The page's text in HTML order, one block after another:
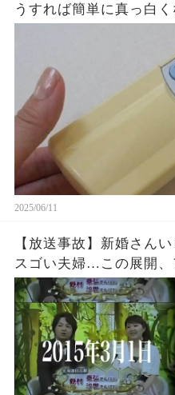
うすれば簡単に真っ白く
2025/06/11
【放送事故】新婚さん
スゴい夫婦…この展開